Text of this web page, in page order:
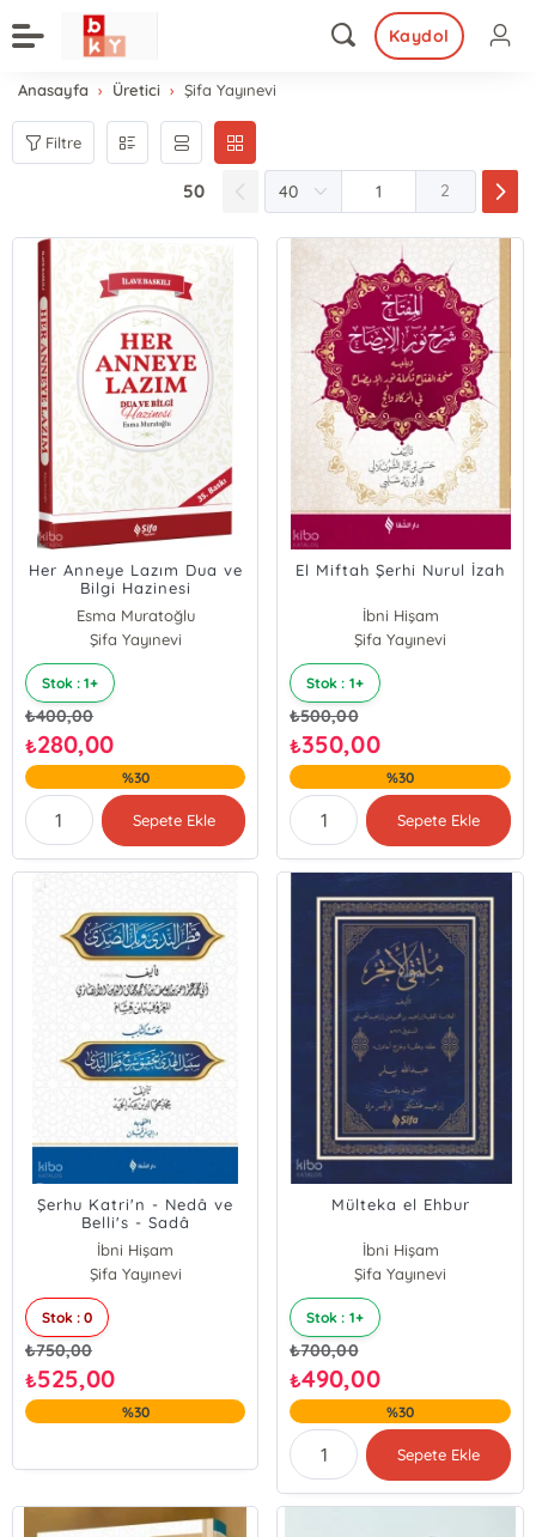
Kaydol
Anasayfa Üretici Şifa Yayınevi
Filtre
50 2
Her Anneye Lazım Dua ve
Bilgi Hazinesi
Esma Muratoğlu
Şifa Yayınevi
Stok : 1+
₺400,00
₺280,00
%30
Sepete Ekle
El Miftah Şerhi Nurul İzah
İbni Hişam
Şifa Yayınevi
Stok : 1+
₺500,00
₺350,00
%30
Sepete Ekle
Şerhu Katri'n - Nedâ ve
Belli's - Sadâ
İbni Hişam
Şifa Yayınevi
Stok : 0
₺750,00
₺525,00
%30
Mülteka el Ehbur
İbni Hişam
Şifa Yayınevi
Stok : 1+
₺700,00
₺490,00
%30
Sepete Ekle